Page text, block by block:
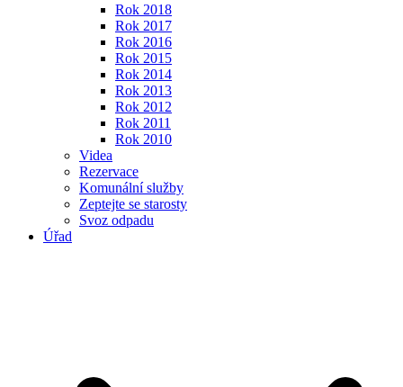
Rok 2018
Rok 2017
Rok 2016
Rok 2015
Rok 2014
Rok 2013
Rok 2012
Rok 2011
Rok 2010
Videa
Rezervace
Komunální služby
Zeptejte se starosty
Svoz odpadu
Úřad